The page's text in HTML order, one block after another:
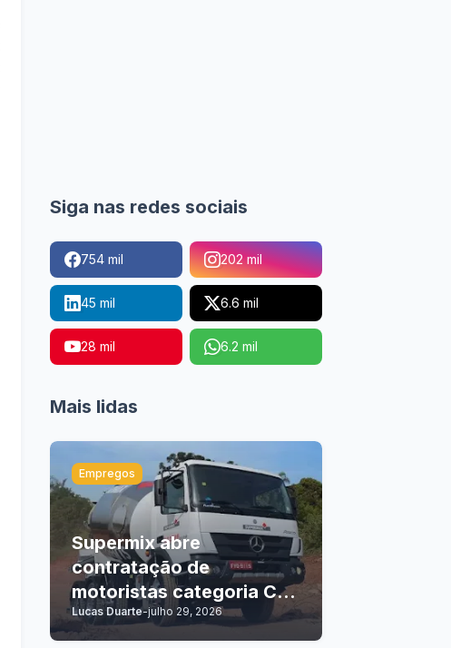
Siga nas redes sociais
754 mil 202 mil
45 mil 6.6 mil
28 mil 6.2 mil
Mais lidas
Empregos
Supermix abre
contratação de
motoristas categoria C, D
e E
Lucas Duarte-julho 29, 2026